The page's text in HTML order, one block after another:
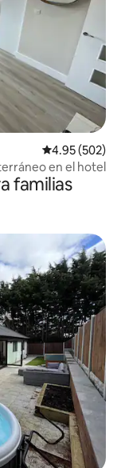
Calificación
4.95 (502)
subterráneo en el hotel
familias